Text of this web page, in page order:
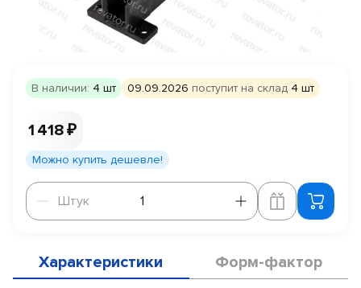
В наличии: 4 шт 09.09.2026 поступит на склад 4 шт
1 418 ₽
Можно купить дешевле!
Штук
Штук
Характеристики Форм-фактор